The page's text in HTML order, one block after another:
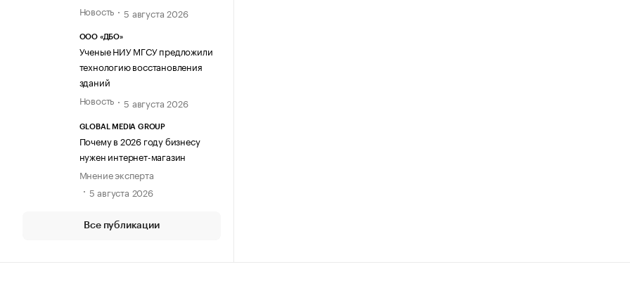
Новость
5 августа 2026
ООО «ДБО»
Ученые НИУ МГСУ предложили
технологию восстановления
зданий
Новость
5 августа 2026
GLOBAL MEDIA GROUP
Почему в 2026 году бизнесу
нужен интернет-магазин
Мнение эксперта
5 августа 2026
Все публикации